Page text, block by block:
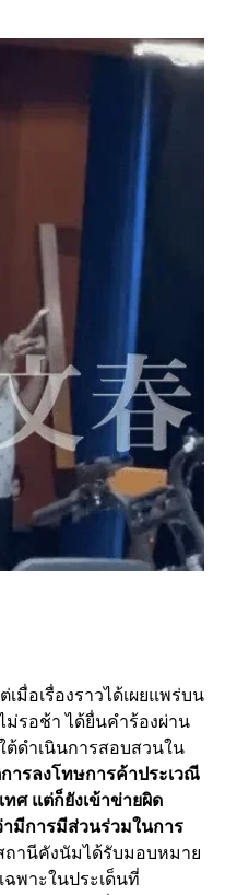
มื่อเรื่องราวได้เผยแพร่บน
ม่รอช้า ได้ยื่นคำร้องผ่าน
ต้ดำเนินการสอบสวนใน
รลงโทษการค้าประเวณี
ทศ แต่ก็ยังเข้าข่ายผิด
มีการมีส่วนร่วมในการ
ถานีคังนัมได้รับมอบหมาย
ฉพาะในประเด็นที่